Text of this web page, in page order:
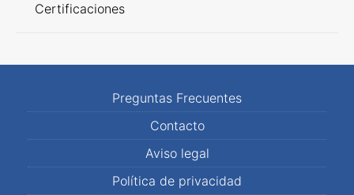
Certificaciones
Preguntas Frecuentes
Contacto
Aviso legal
Política de privacidad